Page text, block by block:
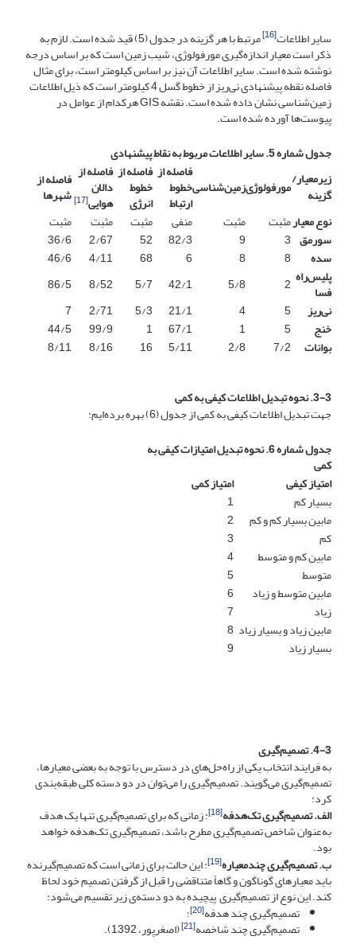
سایر اطلاعات[16] مرتبط با هر گزینه در جدول (5) قید شده است. لازم به
ذکر است معیار اندازه‌گیری مورفولوژی، شیب زمین است که بر اساس درجه
نوشته شده است. سایر اطلاعات آن نیز بر اساس کیلومتر است، برای مثال
فاصله نقطه پیشنهادی نی‌ریز از خطوط گسل 4 کیلومتر است که ذیل اطلاعات
زمین‌شناسی نشان داده شده است. نقشه GIS هرکدام از عوامل در
پیوست‌ها آورده شده است.
جدول شماره 5. سایر اطلاعات مربوط به نقاط پیشنهادی
زیرمعیار/
گزینه مورفولوژیزمین‌شناسی
فاصله از
خطوط
ارتباط
فاصله از
خطوط
انرژی
فاصله از
دالان
هوایی[17]
فاصله از
شهرها
نوع معیارمثبت مثبت منفی مثبت مثبت
مثبت
سورمق 3
9
82/3
52
2/67
36/6
سده
8
8
6
68
4/11
46/6
پلیس‌راه
فسا 2
5/8
42/1
5/7
8/52
86/5
نی‌ریز
5
4
21/1
5/3
2/71
7
خنج
5
1
67/1
1
99/9
44/5
بوانات
7/2
2/8
5/11
16
8/16
8/11
3-3. نحوه تبدیل اطلاعات کیفی به کمی
جهت تبدیل اطلاعات کیفی به کمی از جدول (6) بهره برده‌ایم:
جدول شماره 6. نحوه تبدیل امتیازات کیفی به
کمی
امتیاز کیفی
امتیاز کمی
بسیار کم
1
مابین بسیار کم و کم
2
کم
3
مابین کم و متوسط
4
متوسط
5
مابین متوسط و زیاد
6
زیاد
7
مابین زیاد و بسیار زیاد 8
بسیار زیاد
9
4-3. تصمیم‌گیری
به فرایند انتخاب یکی از راه‌حل‌های در دسترس با توجه به بعضی معیارها،‌
تصمیم‌گیری می‌گویند. تصمیم‌گیری را می‌توان در دو دسته کلی طبقه‌بندی
کرد:
الف. تصمیم‌گیری تک‌هدفه[18] : زمانی که برای تصمیم‌گیری تنها یک هدف
به‌عنوان شاخص تصمیم‌گیری مطرح باشد، تصمیم‌گیری تک‌هدفه خواهد
بود.
ب. تصمیم‌گیری چندمعیاره[19] : این حالت برای زمانی است که تصمیم‌گیرنده
باید معیارهای گوناگون و گاهاً متناقضی را قبل از گرفتن تصمیم خود لحاظ
کند. این نوع از تصمیم‌گیری پیچیده به دو دسته‌ی زیر تقسیم می‌شود:
تصمیم‌گیری چند هدفه[20] ؛
تصمیم‌گیری چند شاخصه[21]
(اصغرپور، 1392).